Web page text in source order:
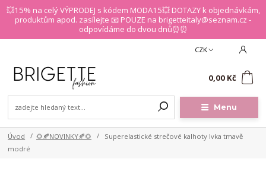
💥15% na celý VÝPRODEJ s kódem MODA15💥 DOTAZY k objednávkám,
produktům apod. zasílejte 📧 POUZE na brigetteitaly@seznam.cz -
odpovídáme do dvou dnů⏰⏰
Menu
CZK
0,00 Kč
Úvod 🌻🍂NOVINKY🍂🌻
Superelastické strečové kalhoty Ivka tmavě
modré